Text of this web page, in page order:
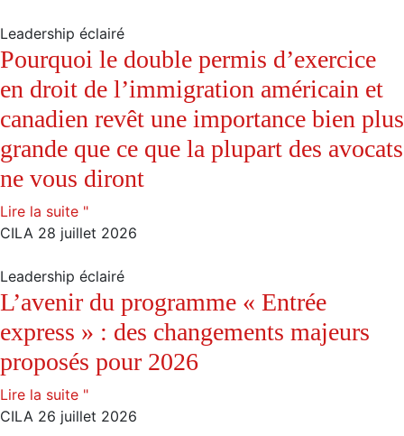
Leadership éclairé
Pourquoi le double permis d’exercice
en droit de l’immigration américain et
canadien revêt une importance bien plus
grande que ce que la plupart des avocats
ne vous diront
Lire la suite "
CILA 28 juillet 2026
Leadership éclairé
L’avenir du programme « Entrée
express » : des changements majeurs
proposés pour 2026
Lire la suite "
CILA 26 juillet 2026